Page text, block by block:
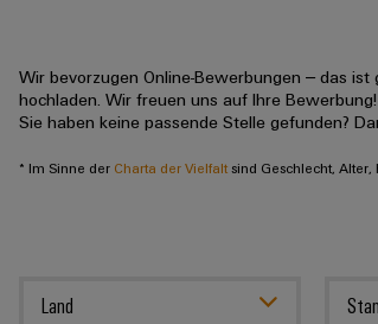
Wir bevorzugen Online-Bewerbungen – das
hochladen. Wir freuen uns auf Ihre Bewerbung!
Sie haben keine passende Stelle gefunden?
* Im Sinne der Charta der Vielfalt sind Geschlecht,
Land